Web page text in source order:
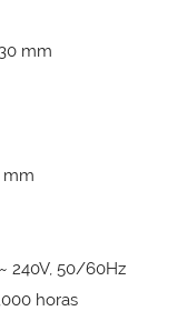
mm
mm
240V, 50/60Hz
horas